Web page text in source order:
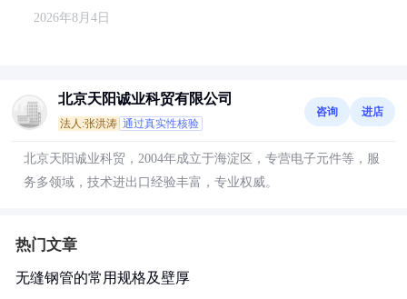
2026年8月4日
北京天阳诚业科贸有限公司
法人:张洪涛 通过真实性核验
咨询 进店
北京天阳诚业科贸，2004年成立于海淀区，专营电子元件等，服
务多领域，技术进出口经验丰富，专业权威。
热门文章
无缝钢管的常用规格及壁厚